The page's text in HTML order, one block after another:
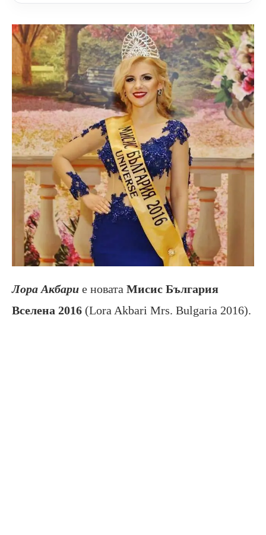
Лора Акбари е новата Мисис България
Вселена 2016 (Lora Akbari Mrs. Bulgaria 2016).